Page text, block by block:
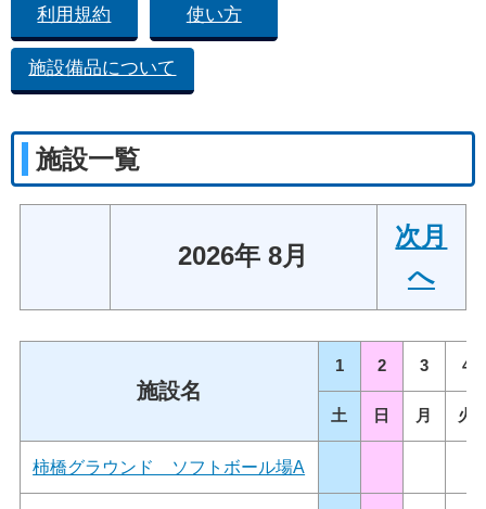
利用規約 使い方
施設備品について
施設一覧
2026年 8月
次月
へ
施設名
1 2 3 4
土 日 月 火
柿橋グラウンド ソフトボール場A